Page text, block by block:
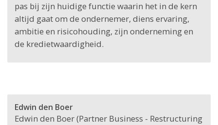
pas bij zijn huidige functie waarin het in de kern
altijd gaat om de ondernemer, diens ervaring,
ambitie en risicohouding, zijn onderneming en
de kredietwaardigheid.
Edwin den Boer
Edwin den Boer (Partner Business - Restructuring